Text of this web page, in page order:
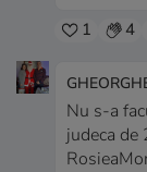
1 4
Nu s-a
judeca de